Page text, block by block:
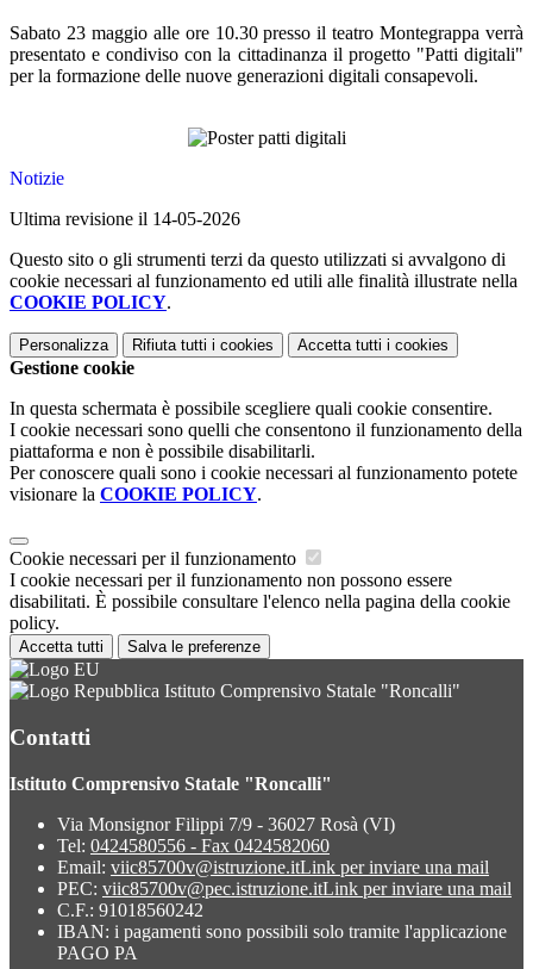
Sabato 23 maggio alle ore 10.30 presso il teatro Montegrappa verrà
presentato e condiviso con la cittadinanza il progetto "Patti digitali"
per la formazione delle nuove generazioni digitali consapevoli.
Notizie
Ultima revisione il 14-05-2026
Questo sito o gli strumenti terzi da questo utilizzati si avvalgono di
cookie necessari al funzionamento ed utili alle finalità illustrate nella
COOKIE POLICY.
Personalizza Rifiuta tutti i cookies Accetta tutti i cookies
Gestione cookie
In questa schermata è possibile scegliere quali cookie consentire.
I cookie necessari sono quelli che consentono il funzionamento della
piattaforma e non è possibile disabilitarli.
Per conoscere quali sono i cookie necessari al funzionamento potete
visionare la COOKIE POLICY.
Cookie necessari per il funzionamento
I cookie necessari per il funzionamento non possono essere
disabilitati. È possibile consultare l'elenco nella pagina della cookie
policy.
Accetta tutti Salva le preferenze
Istituto Comprensivo Statale "Roncalli"
Contatti
Istituto Comprensivo Statale "Roncalli"
Via Monsignor Filippi 7/9 - 36027 Rosà (VI)
Tel: 0424580556 - Fax 0424582060
Email: viic85700v@istruzione.itLink per inviare una mail
PEC: viic85700v@pec.istruzione.itLink per inviare una mail
C.F.: 91018560242
IBAN: i pagamenti sono possibili solo tramite l'applicazione
PAGO PA